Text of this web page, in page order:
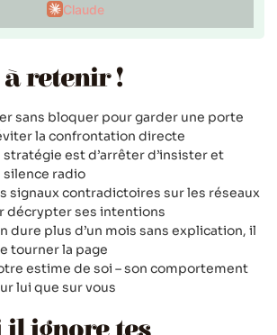
Claude
retenir !
sans bloquer pour garder une porte
la confrontation directe
stratégie est d’arrêter d’insister et
silence radio
signaux contradictoires sur les réseaux
décrypter ses intentions
dure plus d’un mois sans explication, il
tourner la page
estime de soi – son comportement
lui que sur vous